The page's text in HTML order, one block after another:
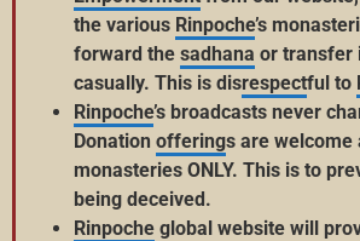
the various Rinpoche’s
forward the sadhana or transfer
casually. This is disrespectful to
Rinpoche’s broadcasts never
Donation offerings are welcome
monasteries ONLY. This is to
being deceived.
Rinpoche global website will